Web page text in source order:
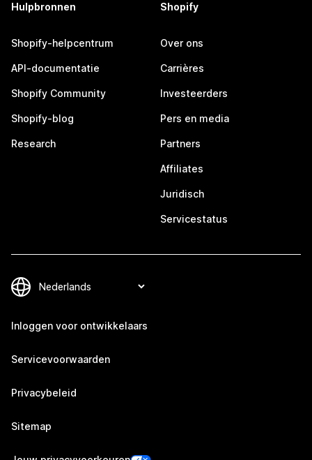
Hulpbronnen
Shopify-helpcentrum
API-documentatie
Shopify Community
Shopify-blog
Research
Shopify
Over ons
Carrières
Investeerders
Pers en media
Partners
Affiliates
Juridisch
Servicestatus
Inloggen voor ontwikkelaars
Servicevoorwaarden
Privacybeleid
Sitemap